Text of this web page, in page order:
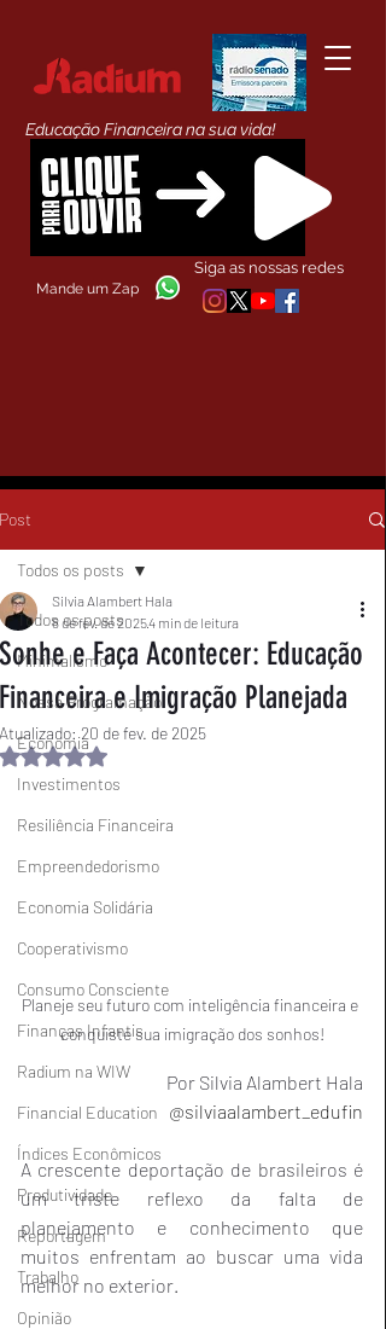
Educação Financeira na sua vida!
Siga as nossas redes
Mande um Zap
Post
Todos os posts
Minimalismo
Nossa Programação
Economia
Investimentos
Resiliência Financeira
Empreendedorismo
Economia Solidária
Cooperativismo
Consumo Consciente
Finanças Infantis
Radium na WIW
Financial Education
Índices Econômicos
Produtividade
Reportagem
Trabalho
Opinião
Todos os posts
Sonhe e Faça Acontecer: Educação
Financeira e Imigração Planejada
Silvia Alambert Hala
8 de fev. de 20254 min de leitura
Atualizado:20 de fev. de 2025
Avaliado com NaN de 5 estrelas.
Planeje seu futuro com inteligência financeira e
conquiste sua imigração dos sonhos!
Por Silvia Alambert Hala
@silviaalambert_edufin
A crescente deportação de brasileiros é
um triste reflexo da falta de
planejamento e conhecimento que
muitos enfrentam ao buscar uma vida
melhor no exterior.